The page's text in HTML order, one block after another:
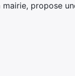
propose